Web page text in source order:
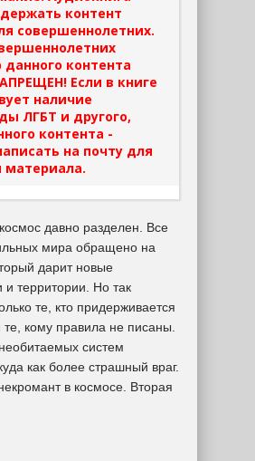
контент
совершеннолетних.
данного контента
Если в книге
наличие
ЛГБТ и другого,
контента -
на почту для
материала.
давно разделен. Все
мира обращено на
дарит новые
и территории. Но так
те, кто придерживается
кому правила не писаны.
систем
как более страшный враг.
в космосе. Вторая